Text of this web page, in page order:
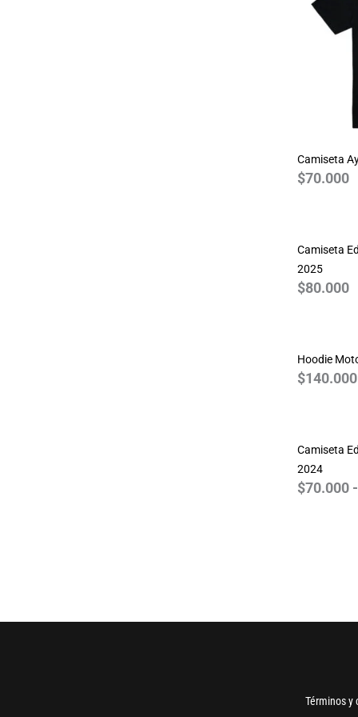
Camiseta
$70.000
Camiseta
2025
$80.000
Hoodie
$140.000
Camiseta
2024
$70.000 -
Términos y